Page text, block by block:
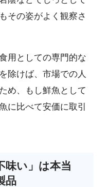
その姿がよく観察さ
用としての専門的な
除けば、市場での人
め、もし鮮魚として
に比べて安価に取引
味い」は本当
品